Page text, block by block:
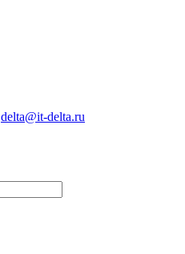
delta@it-delta.ru